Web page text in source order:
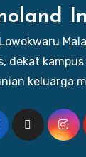
dekat
keluarga